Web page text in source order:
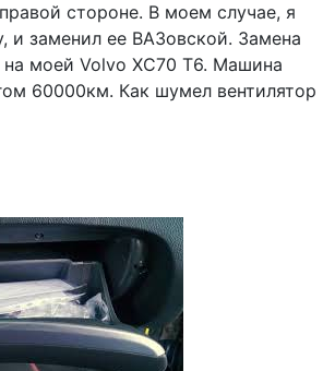
стороне. В моем случае, я
и заменил ее ВАЗовской. Замена
на моей Volvo XC70 T6. Машина
60000км. Как шумел вентилятор